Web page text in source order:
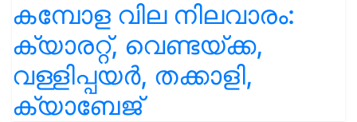
കമ്പോള വില നിലവാരം:
ക്യാരറ്റ്, വെണ്ടയ്ക്ക,
വള്ളിപ്പയർ, തക്കാളി,
ക്യാബേജ്